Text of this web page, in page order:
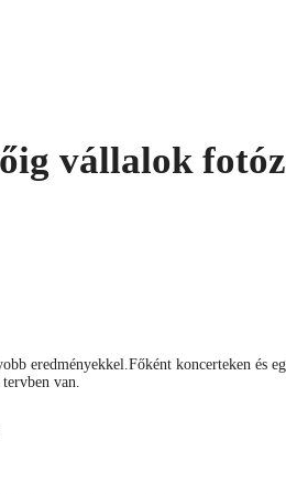
vállalok
eredményekkel.Főként koncerteken és
van.